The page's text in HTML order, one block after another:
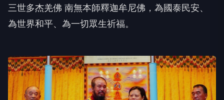
三世多杰羌佛 南無本師釋迦牟尼佛，為國泰民安、
為世界和平、為一切眾生祈福。